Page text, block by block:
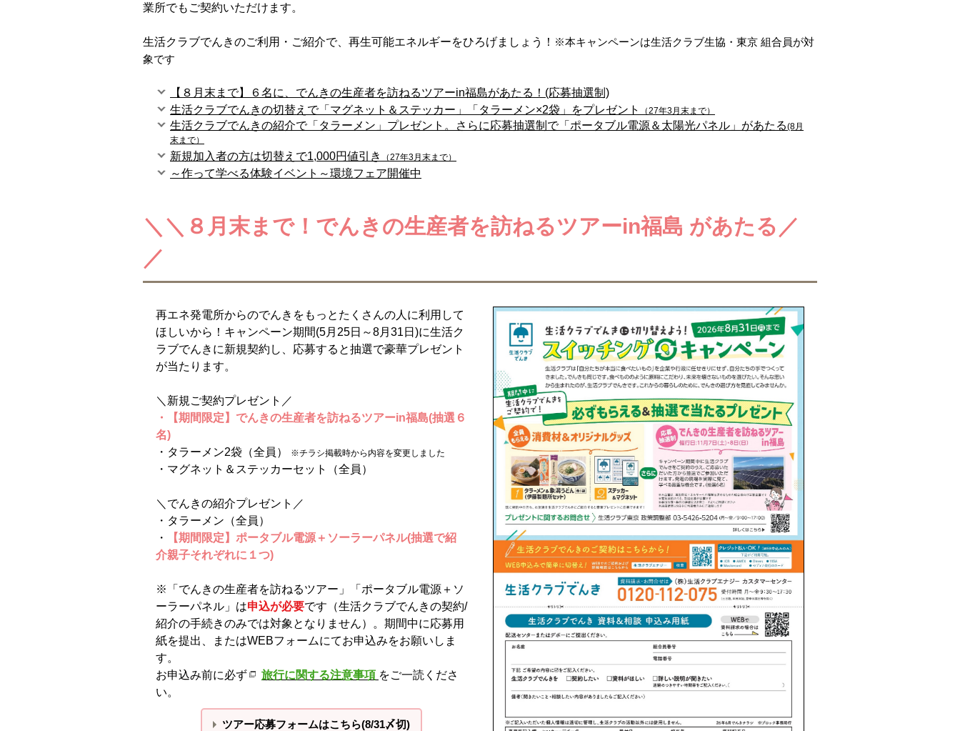
業所でもご契約いただけます。
生活クラブでんきのご利用・ご紹介で、再生可能エネルギーをひろげましょう！ ※本キャンペーンは生活クラブ生協・東京 組合員が対
象です
【８月末まで】６名に、でんきの生産者を訪ねるツアーin福島があたる！(応募抽選制)
生活クラブでんきの切替えで「マグネット＆ステッカー」「タラーメン×2袋」をプレゼント
（27年3月末まで）
生活クラブでんきの紹介で「タラーメン」プレゼント。さらに応募抽選制で「ポータブル電源＆太陽光パネル」があたる(8月
末まで）
新規加入者の方は切替えで1,000円値引き （27年3月末まで）
～作って学べる体験イベント～環境フェア開催中
＼＼８月末まで！でんきの生産者を訪ねるツアーin福島 があたる／
／
再エネ発電所からのでんきをもっとたくさんの人に利用して
ほしいから！キャンペーン期間(5月25日～8月31日)に生活ク
ラブでんきに新規契約し、応募すると抽選で豪華プレゼント
が当たります。
＼新規ご契約プレゼント／
・【期間限定】でんきの生産者を訪ねるツアーin福島(抽選６
名)
・タラーメン2袋（全員）
※チラシ掲載時から内容を変更しました
・マグネット＆ステッカーセット（全員）
＼でんきの紹介プレゼント／
・タラーメン（全員）
・
【期間限定】 ポータブル電源＋ソーラーパネル(抽選で紹
介親子それぞれに１つ)
※「でんきの生産者を訪ねるツアー」「ポータブル電源＋ソ
ーラーパネル」は申込が必要です （生活クラブでんきの契約/
紹介の手続きのみでは対象となりません）。 期間中に応募用
紙を提出、またはWEBフォームにてお申込みをお願いしま
す。
お申込み前に必ず
旅行に関する注意事項 をご一読くださ
い。
ツアー応募フォームはこちら(8/31〆切)